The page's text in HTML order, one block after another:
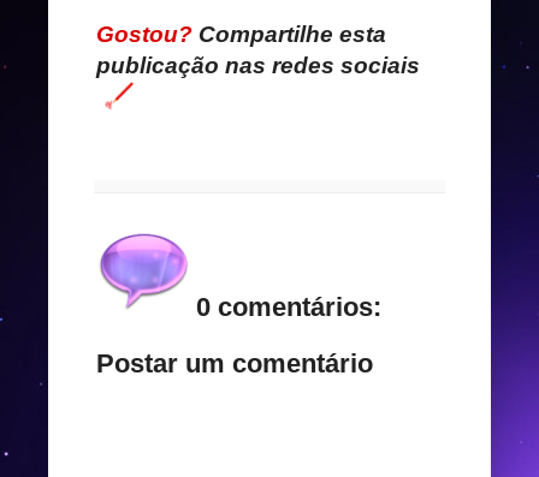
Gostou? Compartilhe esta
publicação nas redes sociais
0 comentários:
Postar um comentário